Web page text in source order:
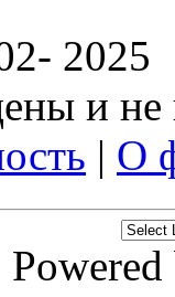
2025
и
| О